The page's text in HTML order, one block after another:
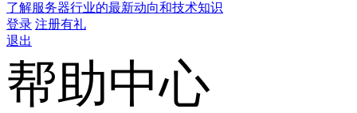
了解服务器行业的最新动向和技术知识
登录 注册有礼
退出
帮助中心